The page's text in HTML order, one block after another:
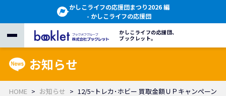
かしこライフの応援団まつり2026 編
- かしこライフの応援団
かしこライフの応援団、
ブックレット。
お知らせ
HOME お知らせ 12/5~トレカ･ホビー 買取金額ＵＰキャンペーン